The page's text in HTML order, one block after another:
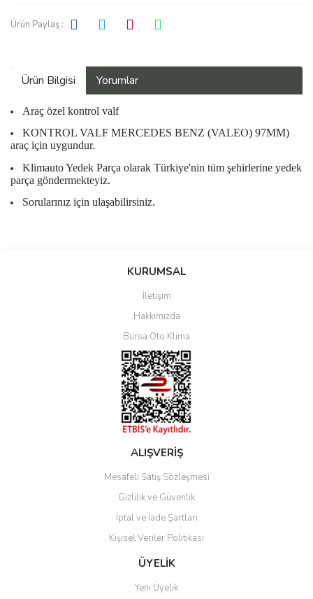
Ürün Paylaş :
Ürün Bilgisi Yorumlar
Araç özel kontrol valf
KONTROL VALF MERCEDES BENZ (VALEO) 97MM)
araç için uygundur.
Klimauto Yedek Parça olarak Türkiye'nin tüm şehirlerine yedek
parça göndermekteyiz.
Sorularınız için ulaşabilirsiniz.
Bu ürüne ilk yorumu siz yapın!
Yorum Yaz
KURUMSAL
İletişim
Hakkımızda
Bursa Oto Klima
ALIŞVERİŞ
Mesafeli Satış Sözleşmesi
Gizlilik ve Güvenlik
İptal ve İade Şartları
Kişisel Veriler Politikası
ÜYELİK
Yeni Üyelik